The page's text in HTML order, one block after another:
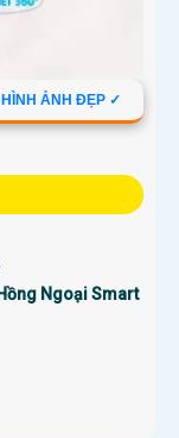
HÌNH ẢNH ĐẸP ✓
Ngoại Smart